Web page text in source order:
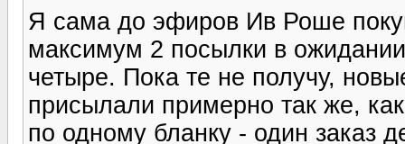
Я сама до эфиров Ив Роше
максимум 2 посылки в
четыре. Пока те не получу,
присылали примерно так же,
по одному бланку - один заказ